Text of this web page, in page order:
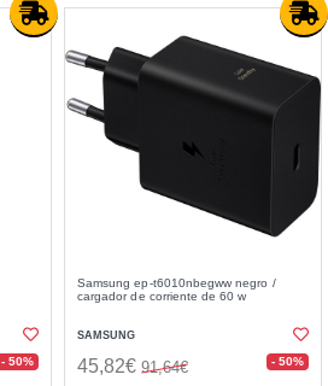
- 50%
Samsung ep-t6010nbegww negro /
cargador de corriente de 60 w
SAMSUNG
45,82€ 91,64€ - 50%